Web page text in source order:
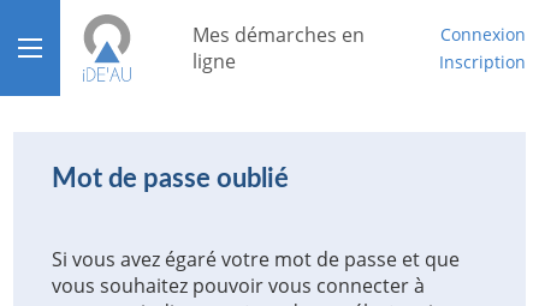
Mes démarches en
ligne
Connexion
Inscription
Ouvrir le menu
Aide
Mon tableau de bord
Mot de passe oublié
Si vous avez égaré votre mot de passe et que
vous souhaitez pouvoir vous connecter à